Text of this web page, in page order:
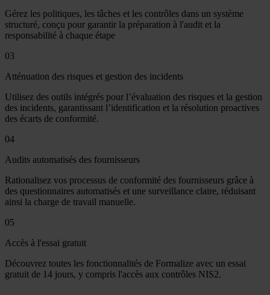
Gérez les politiques, les tâches et les contrôles dans un système
structuré, conçu pour garantir la préparation à l'audit et la
responsabilité à chaque étape
03
Atténuation des risques et gestion des incidents
Utilisez des outils intégrés pour l’évaluation des risques et la gestion
des incidents, garantissant l’identification et la résolution proactives
des écarts de conformité.
04
Audits automatisés des fournisseurs
Rationalisez vos processus de conformité des fournisseurs grâce à
des questionnaires automatisés et une surveillance claire, réduisant
ainsi la charge de travail manuelle.
05
Accès à l'essai gratuit
Découvrez toutes les fonctionnalités de Formalize avec un essai
gratuit de 14 jours, y compris l'accès aux contrôles NIS2.